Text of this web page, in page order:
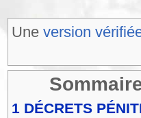
Une version
1 DÉCRETS